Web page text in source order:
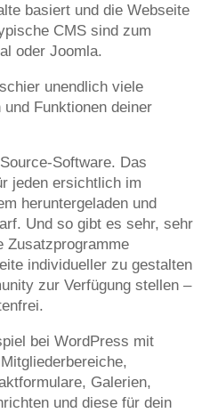
basiert und die Webseite
CMS sind zum
oder Joomla.
unendlich viele
Funktionen deiner
Software. Das
jeden ersichtlich im
heruntergeladen und
Und so gibt es sehr, sehr
Zusatzprogramme
individueller zu gestalten
zur Verfügung stellen –
bei WordPress mit
Galerien,
und diese für dein